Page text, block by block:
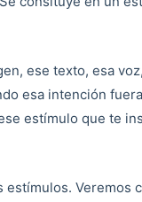
ese texto, esa
esa intención
estímulo que te
Veremos